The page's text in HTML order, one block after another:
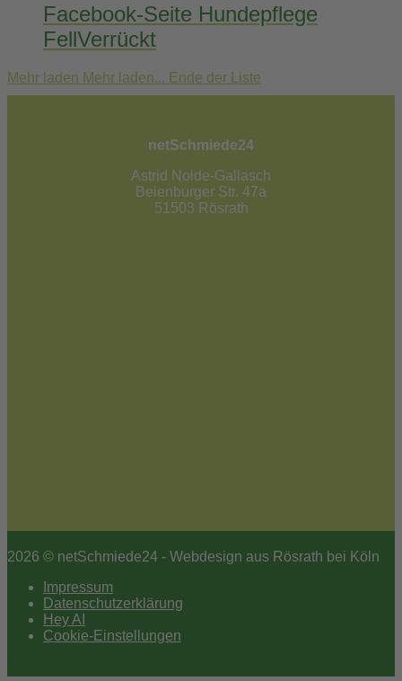
Facebook-Seite Hundepflege
FellVerrückt
Mehr laden Mehr laden... Ende der Liste
netSchmiede24
Astrid Nolde-Gallasch
Beienburger Str. 47a
51503 Rösrath
2026 © netSchmiede24 - Webdesign aus Rösrath bei Köln
Impressum
Datenschutzerklärung
Hey AI
Cookie-Einstellungen